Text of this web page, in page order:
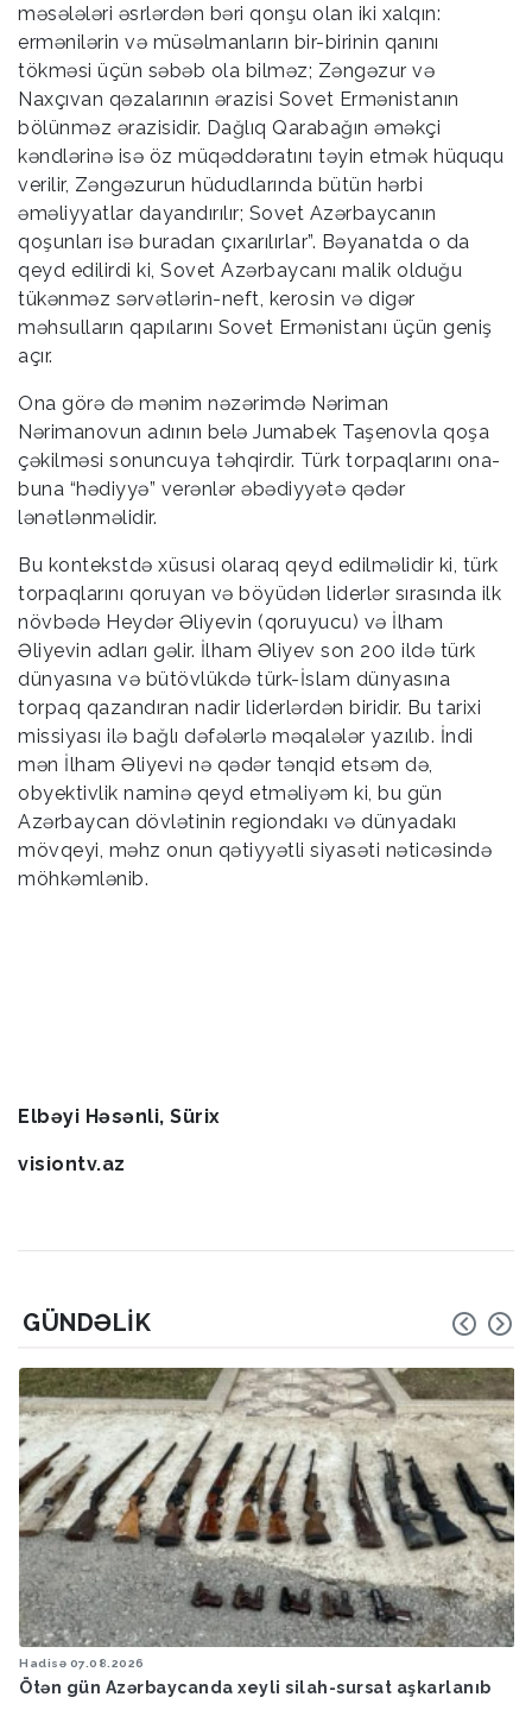
məsələləri əsrlərdən bəri qonşu olan iki xalqın:
ermənilərin və müsəlmanların bir-birinin qanını
tökməsi üçün səbəb ola bilməz; Zəngəzur və
Naxçıvan qəzalarının ərazisi Sovet Ermənistanın
bölünməz ərazisidir. Dağlıq Qarabağın əməkçi
kəndlərinə isə öz müqəddəratını təyin etmək hüququ
verilir, Zəngəzurun hüdudlarında bütün hərbi
əməliyyatlar dayandırılır; Sovet Azərbaycanın
qoşunları isə buradan çıxarılırlar”. Bəyanatda o da
qeyd edilirdi ki, Sovet Azərbaycanı malik olduğu
tükənməz sərvətlərin-neft, kerosin və digər
məhsulların qapılarını Sovet Ermənistanı üçün geniş
açır.
Ona görə də mənim nəzərimdə Nəriman
Nərimanovun adının belə Jumabek Taşenovla qoşa
çəkilməsi sonuncuya təhqirdir. Türk torpaqlarını ona-
buna “hədiyyə” verənlər əbədiyyətə qədər
lənətlənməlidir.
Bu kontekstdə xüsusi olaraq qeyd edilməlidir ki, türk
torpaqlarını qoruyan və böyüdən liderlər sırasında ilk
növbədə Heydər Əliyevin (qoruyucu) və İlham
Əliyevin adları gəlir. İlham Əliyev son 200 ildə türk
dünyasına və bütövlükdə türk-İslam dünyasına
torpaq qazandıran nadir liderlərdən biridir. Bu tarixi
missiyası ilə bağlı dəfələrlə məqalələr yazılıb. İndi
mən İlham Əliyevi nə qədər tənqid etsəm də,
obyektivlik naminə qeyd etməliyəm ki, bu gün
Azərbaycan dövlətinin regiondakı və dünyadakı
mövqeyi, məhz onun qətiyyətli siyasəti nəticəsində
möhkəmlənib.
Elbəyi Həsənli, Sürix
visiontv.az
GÜNDƏLIK
Hadisə 07.08.2026
Ötən ay 13 stomatoloq məsuliyyətə cəlb edilib